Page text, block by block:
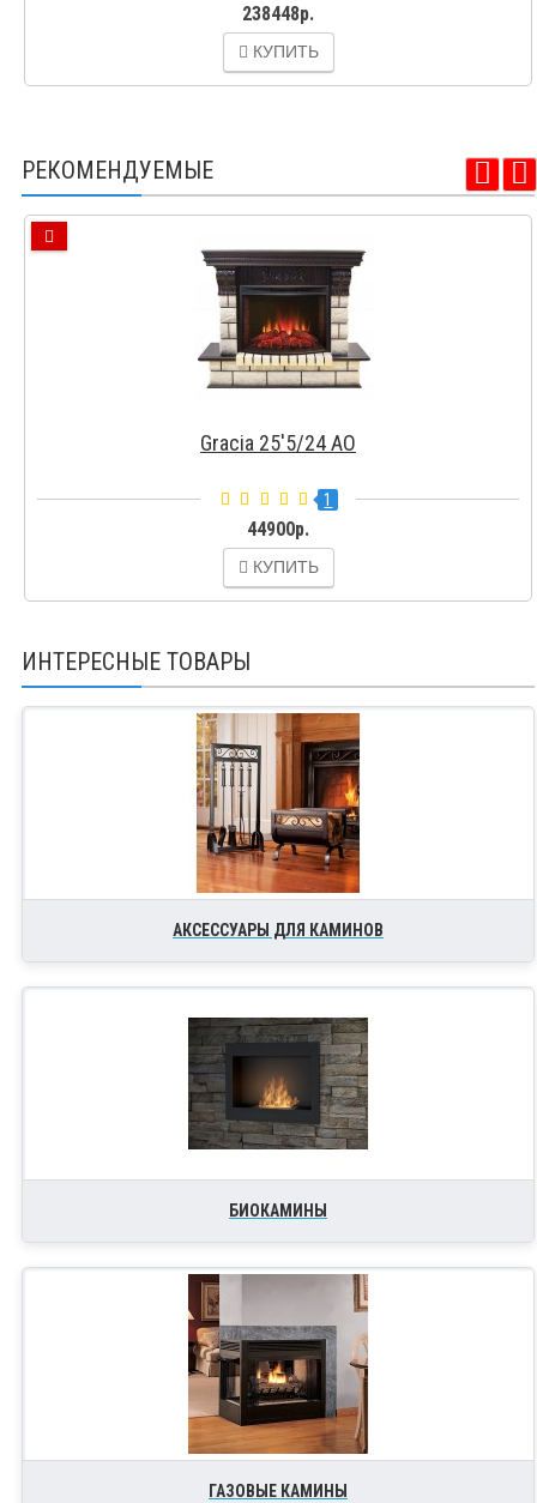
238448р.
КУПИТЬ
РЕКОМЕНДУЕМЫЕ
Gracia 25'5/24 AO
1
44900р.
КУПИТЬ
ИНТЕРЕСНЫЕ ТОВАРЫ
АКСЕССУАРЫ ДЛЯ КАМИНОВ
БИОКАМИНЫ
ГАЗОВЫЕ КАМИНЫ